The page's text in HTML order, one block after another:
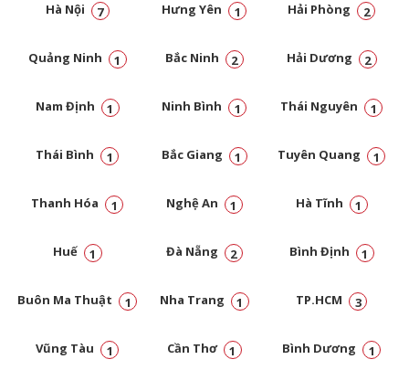
Hà Nội 7 Hưng Yên 1 Hải Phòng 2
Quảng Ninh 1 Bắc Ninh 2 Hải Dương 2
Nam Định 1 Ninh Bình 1 Thái Nguyên 1
Thái Bình 1 Bắc Giang 1 Tuyên Quang 1
Thanh Hóa 1 Nghệ An 1 Hà Tĩnh 1
Huế 1 Đà Nẵng 2 Bình Định 1
Buôn Ma Thuật 1 Nha Trang 1 TP.HCM 3
Vũng Tàu 1 Cần Thơ 1 Bình Dương 1